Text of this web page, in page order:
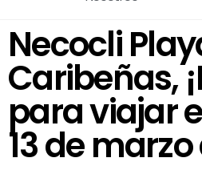
Necocli
Caribeñas,
para viajar
13 de